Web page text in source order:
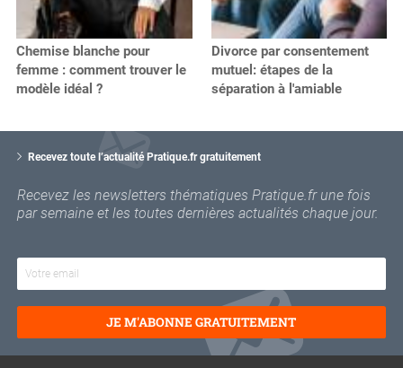
Chemise blanche pour
femme : comment trouver le
modèle idéal ?
Divorce par consentement
mutuel: étapes de la
séparation à l'amiable
Recevez toute l’actualité Pratique.fr gratuitement
Recevez les newsletters thématiques Pratique.fr une fois
par semaine et les toutes dernières actualités chaque jour.
o
r
e
e
JE M'ABONNE GRATUITEMENT